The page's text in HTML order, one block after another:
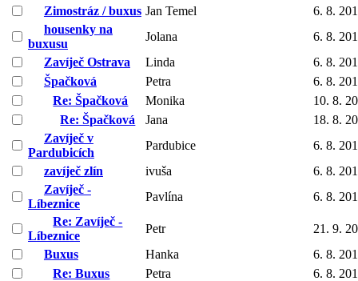
Zimostráz / buxus Jan Temel
6. 8.
housenky na
buxusu
Jolana
6. 8.
Zavíječ Ostrava
Linda
6. 8.
Špačková
Petra
6. 8.
Re: Špačková
Monika
10. 8.
Re: Špačková
Jana
18. 8.
Zavíječ v
Pardubicích
Pardubice
6. 8.
zavíječ zlín
ivuša
6. 8.
Zavíječ -
Líbeznice
Pavlína
6. 8.
Re: Zavíječ -
Líbeznice
Petr
21. 9.
Buxus
Hanka
6. 8.
Re: Buxus
Petra 6. 8.